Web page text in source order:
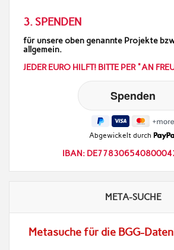
3. SPENDEN
für unsere oben genannte Projekte
allgemein.
JEDER EURO HILFT! BITTE PER "AN
Abgewickelt durch
IBAN:
META-SUCHE
Metasuche für die BGG-